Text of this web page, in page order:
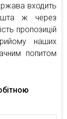
входить
ж через
пропозицій
наших
попитом